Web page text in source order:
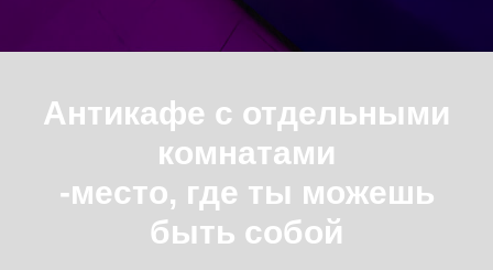
Антикафе с отдельными
комнатами
-место, где ты можешь
быть собой